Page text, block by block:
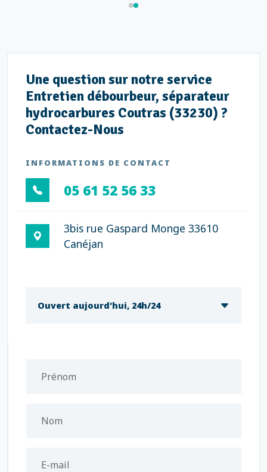
Une question sur notre service
Entretien débourbeur, séparateur
hydrocarbures Coutras (33230) ?
Contactez-Nous
INFORMATIONS DE CONTACT
05 61 52 56 33
3bis rue Gaspard Monge 33610
Canéjan
Ouvert aujourd'hui, 24h/24
Prénom
Nom
E-mail